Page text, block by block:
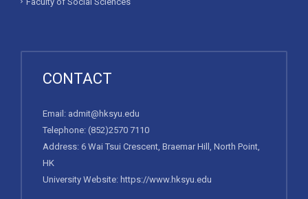
CONTACT
Email: admit@hksyu.edu
Telephone: (852)2570 7110
Address: 6 Wai Tsui Crescent, Braemar Hill, North Point,
HK
University Website: https://www.hksyu.edu